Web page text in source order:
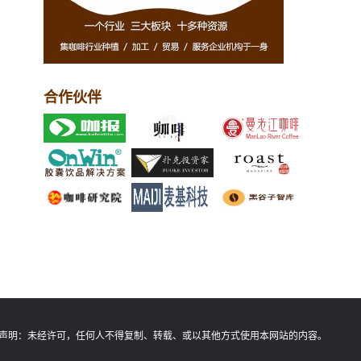
合作伙伴
明： 未经许可，任何人不得复制、转载、或以其他方式使用本网站的内容。